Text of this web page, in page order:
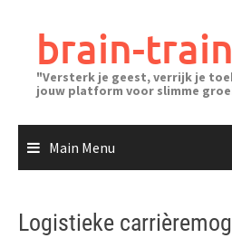
brain-
"Versterk je geest, verrijk je
jouw platform voor slimme
Main Menu
Logistieke